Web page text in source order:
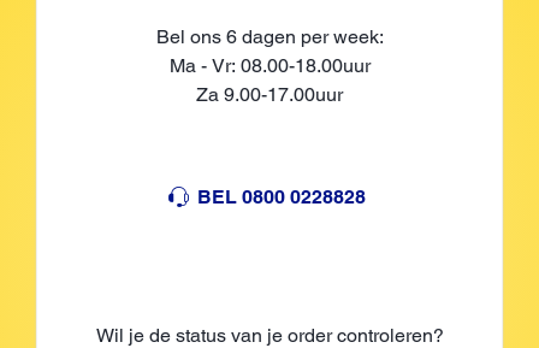
Bel ons 6 dagen per week:
Ma - Vr: 08.00-18.00uur
Za 9.00-17.00uur
BEL 0800 0228828
Wil je de status van je order controleren?